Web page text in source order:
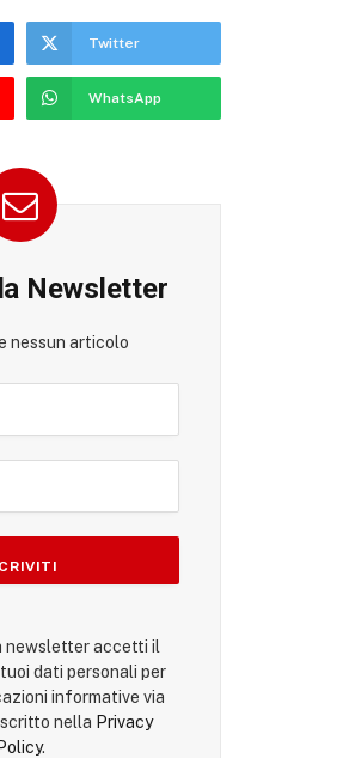
Twitter
WhatsApp
Newsletter
nessun articolo
newsletter accetti il
dati personali per
informative via
nella Privacy
Policy.